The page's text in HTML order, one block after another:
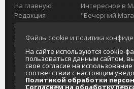
На главную
Редакция
портала
О проекте
Реклама на
портале
Отзывы и
предложения
Интернет-
Интересное в
"Вечерний
Городская
Главный
Колымы
Политика в
персональных
Согласие на
Файлы cookie и политика
На сайте используются cookie-
пользоваться данным сайтом,
свое согласие на
соответствии с настоящим
Политикой обработки
Согласием на обработку